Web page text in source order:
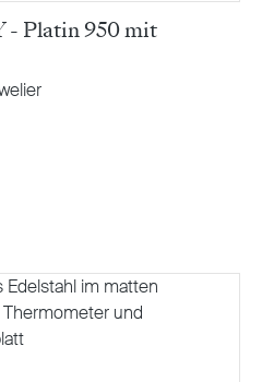
- Platin 950 mit